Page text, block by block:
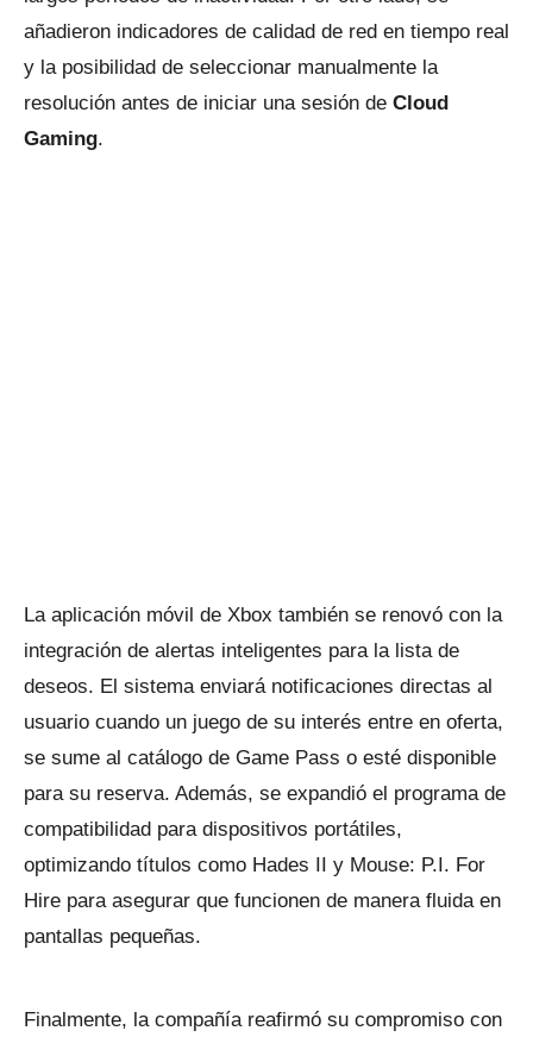
añadieron indicadores de calidad de red en tiempo real
y la posibilidad de seleccionar manualmente la
resolución antes de iniciar una sesión de Cloud
Gaming.
La aplicación móvil de Xbox también se renovó con la
integración de alertas inteligentes para la lista de
deseos. El sistema enviará notificaciones directas al
usuario cuando un juego de su interés entre en oferta,
se sume al catálogo de Game Pass o esté disponible
para su reserva. Además, se expandió el programa de
compatibilidad para dispositivos portátiles,
optimizando títulos como Hades II y Mouse: P.I. For
Hire para asegurar que funcionen de manera fluida en
pantallas pequeñas.
Finalmente, la compañía reafirmó su compromiso con